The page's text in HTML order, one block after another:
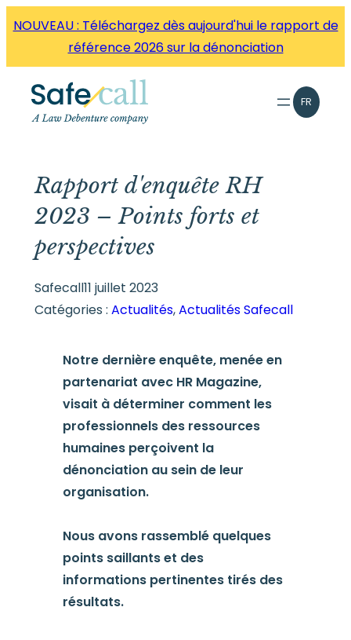
directement
contenu
NOUVEAU : Téléchargez dès aujourd'hui le rapport de
référence 2026 sur la dénonciation
FR
Rapport d'enquête RH
2023 – Points forts et
perspectives
Safecall11 juillet 2023
Catégories : Actualités, Actualités Safecall
Notre dernière enquête, menée en
partenariat avec HR Magazine,
visait à déterminer comment les
professionnels des ressources
humaines perçoivent la
dénonciation au sein de leur
organisation.
Nous avons rassemblé quelques
points saillants et des
informations pertinentes tirés des
résultats.